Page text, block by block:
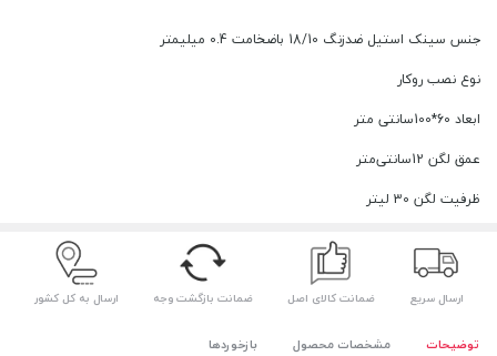
جنس سینک استیل ضدزنگ 18/10 باضخامت 0.4 میلیمتر
نوع نصب روکار
ابعاد 60*100سانتی متر
عمق لگن 12سانتی‌متر
ظرفیت لگن 30 لیتر
ارسال سریع ضمانت کالای اصل ضمانت بازگشت وجه ارسال به کل کشور
توضیحات مشخصات محصول بازخوردها